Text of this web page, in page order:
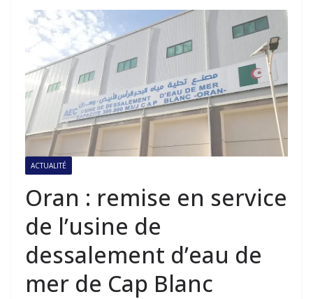
ACTUALITÉ
Oran : remise en service
de l’usine de
dessalement d’eau de
mer de Cap Blanc